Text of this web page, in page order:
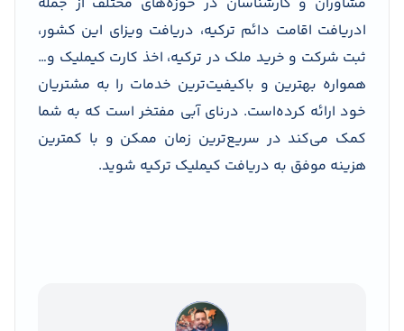
ادریافت اقامت دائم ترکیه، دریافت ویزای این کشور،
ثبت شرکت و خرید ملک در ترکیه، اخذ کارت کیملیک و…
همواره بهترین و باکیفیت‌ترین خدمات را به مشتریان
خود ارائه کرده‌است. درنای آبی مفتخر است که به شما
کمک می‌کند در سریع‌ترین زمان ممکن و با کمترین
هزینه موفق به دریافت کیملیک ترکیه شوید.